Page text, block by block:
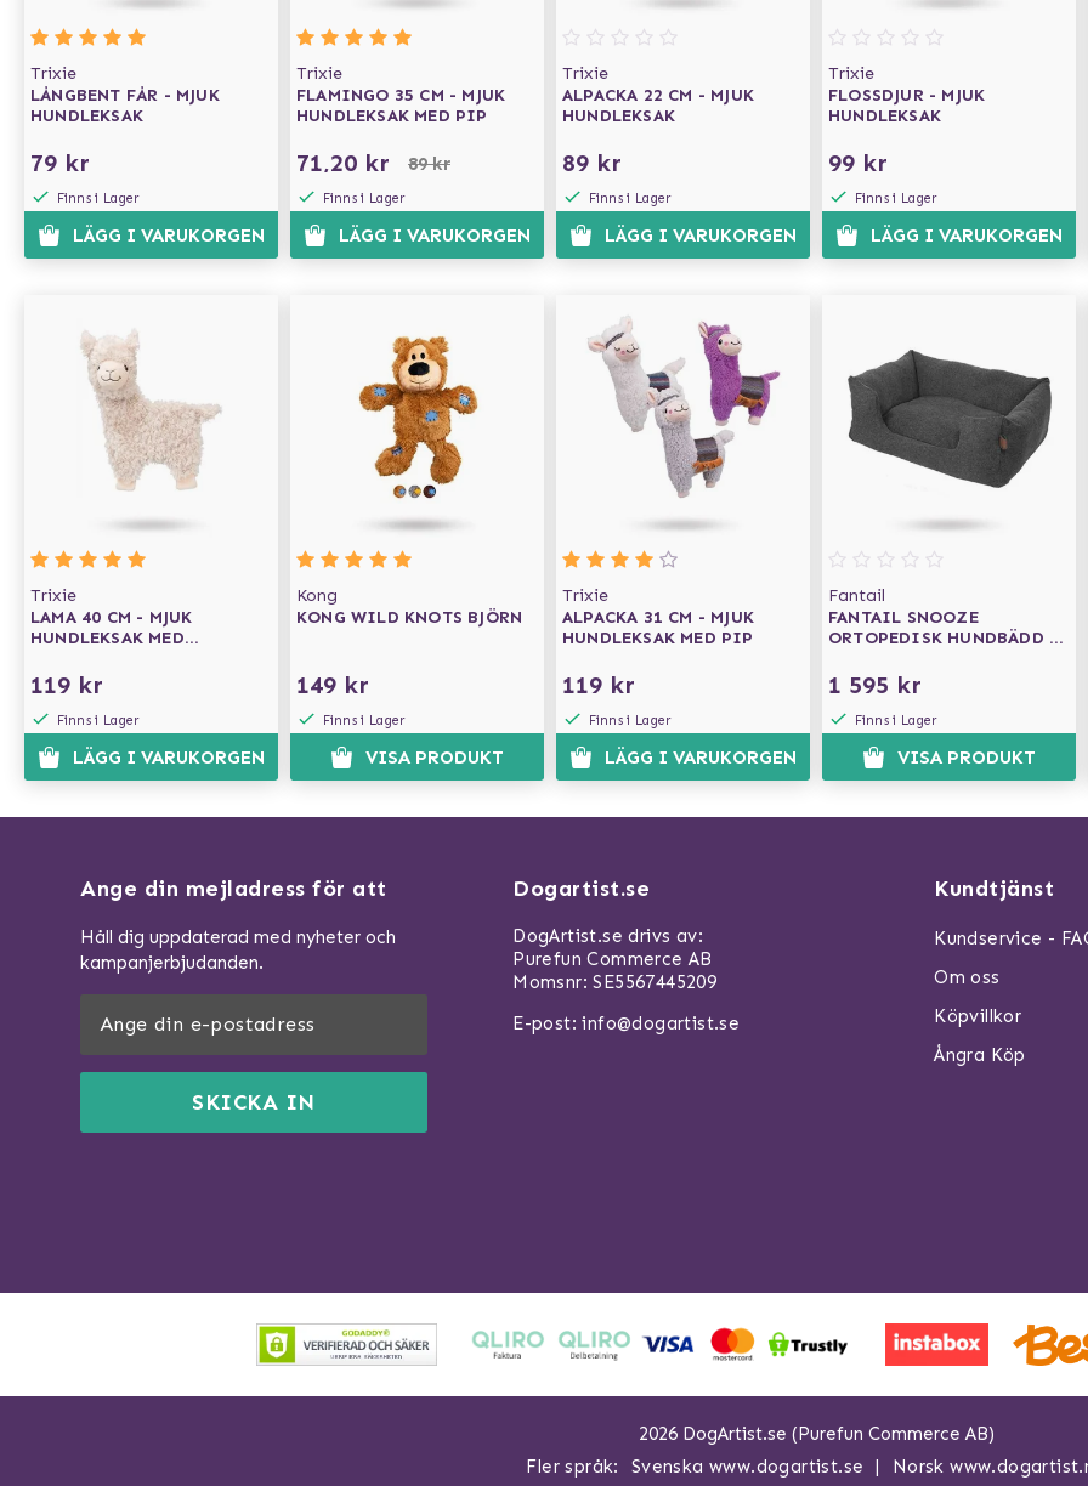
Trixie
LÅNGBENT FÅR - MJUK
HUNDLEKSAK
79 kr
Finns i Lager
LÄGG I VARUKORGEN
Trixie
FLAMINGO 35 CM - MJUK
HUNDLEKSAK MED PIP
71,20 kr 89 kr
Finns i Lager
LÄGG I VARUKORGEN
Trixie
ALPACKA 22 CM - MJUK
HUNDLEKSAK
89 kr
Finns i Lager
LÄGG I VARUKORGEN
Trixie
FLOSSDJUR - MJUK
HUNDLEKSAK
99 kr
Finns i Lager
LÄGG I VARUKORGEN
Trixie
LAMA 40 CM - MJUK
HUNDLEKSAK MED
119 kr
Finns i Lager
LÄGG I VARUKORGEN
Kong
KONG WILD KNOTS BJÖRN
149 kr
Finns i Lager
VISA PRODUKT
Trixie
ALPACKA 31 CM - MJUK
HUNDLEKSAK MED PIP
119 kr
Finns i Lager
LÄGG I VARUKORGEN
Fantail
FANTAIL SNOOZE
ORTOPEDISK HUNDBÄDD -
1 595 kr
Finns i Lager
VISA PRODUKT
Ange din mejladress för att
Håll dig uppdaterad med nyheter och
kampanjerbjudanden.
SKICKA IN
Dogartist.se
DogArtist.se drivs av:
Purefun Commerce AB
Momsnr: SE5567445209
E-post:info@dogartist.se
Kundtjänst
Kundservice -
Om oss
Köpvillkor
Ångra Köp
2026 DogArtist.se (Purefun Commerce AB)
Fler språk:
Svenska www.dogartist.se Norsk